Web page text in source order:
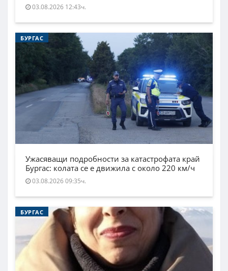
03.08.2026 12:43ч.
БУРГАС
Ужасяващи подробности за катастрофата край
Бургас: колата се е движила с около 220 км/ч
03.08.2026 09:35ч.
БУРГАС